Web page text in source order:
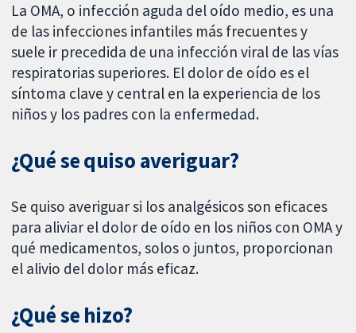
La OMA, o infección aguda del oído medio, es una
de las infecciones infantiles más frecuentes y
suele ir precedida de una infección viral de las vías
respiratorias superiores. El dolor de oído es el
síntoma clave y central en la experiencia de los
niños y los padres con la enfermedad.
¿Qué se quiso averiguar?
Se quiso averiguar si los analgésicos son eficaces
para aliviar el dolor de oído en los niños con OMA y
qué medicamentos, solos o juntos, proporcionan
el alivio del dolor más eficaz.
¿Qué se hizo?